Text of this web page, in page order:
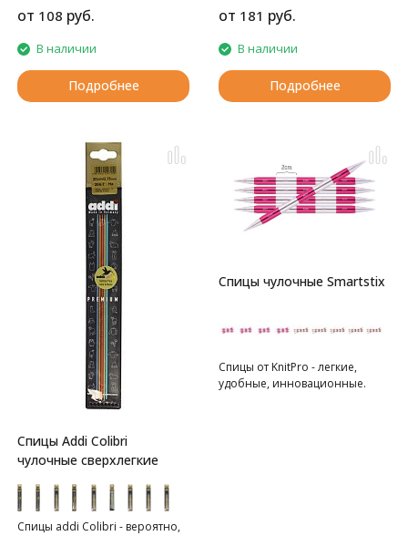
от 108 руб.
В наличии
Подробнее
от 181 руб.
В наличии
Подробнее
Спицы Addi Colibri
чулочные сверхлегкие
Спицы addi Colibri - вероятно,
Спицы чулочные Smartstix
Спицы от KnitPro - легкие,
удобные, инновационные.